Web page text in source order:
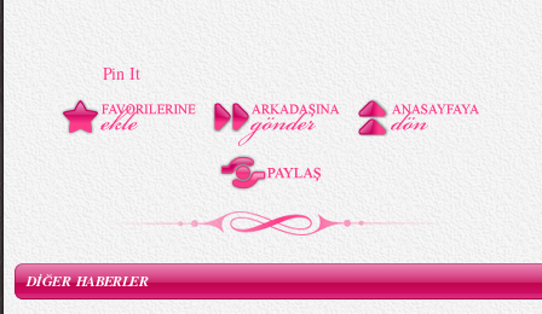
Pin It
DİĞER HABERLER